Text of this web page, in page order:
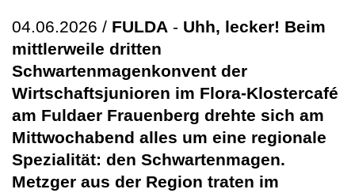
04.06.2026 / FULDA - Uhh, lecker! Beim
mittlerweile dritten
Schwartenmagenkonvent der
Wirtschaftsjunioren im Flora-Klostercafé
am Fuldaer Frauenberg drehte sich am
Mittwochabend alles um eine regionale
Spezialität: den Schwartenmagen.
Metzger aus der Region traten im